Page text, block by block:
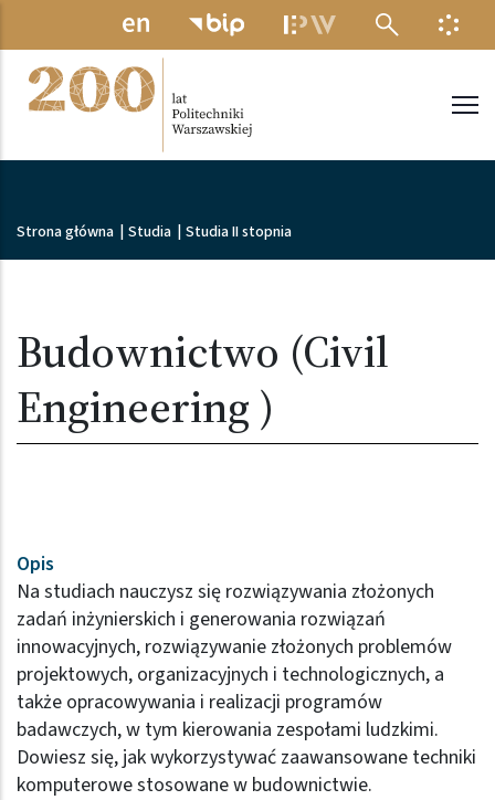
Przejdź do treści
MENU
Ścieżka nawigacyjna
Strona główna Studia Studia II stopnia
Budownictwo (Civil
Engineering )
Opis
Na studiach nauczysz się rozwiązywania złożonych
zadań inżynierskich i generowania rozwiązań
innowacyjnych, rozwiązywanie złożonych problemów
projektowych, organizacyjnych i technologicznych, a
także opracowywania i realizacji programów
badawczych, w tym kierowania zespołami ludzkimi.
Dowiesz się, jak wykorzystywać zaawansowane techniki
komputerowe stosowane w budownictwie.